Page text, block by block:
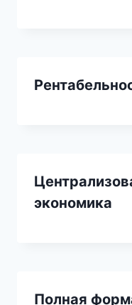
экономика
Полная